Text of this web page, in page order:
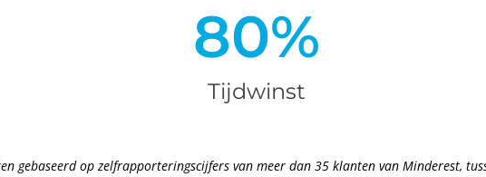
80%
Tijdwinst
gebaseerd op zelfrapporteringscijfers van meer dan 35 klanten van Minderest,